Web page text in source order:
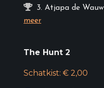
3. Atjapa de
meer
The Hunt 2
Schatkist: € 2,00